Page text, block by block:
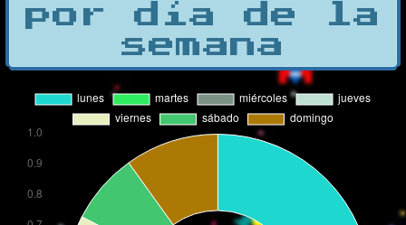
por día de la
semana